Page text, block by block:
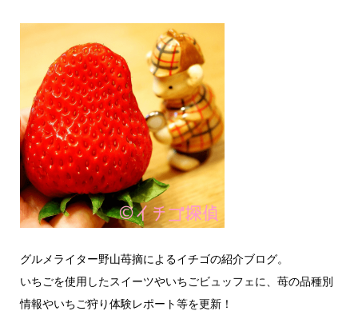
グルメライター野山苺摘によるイチゴの紹介ブログ。
いちごを使用したスイーツやいちごビュッフェに、苺の品種別
情報やいちご狩り体験レポート等を更新！